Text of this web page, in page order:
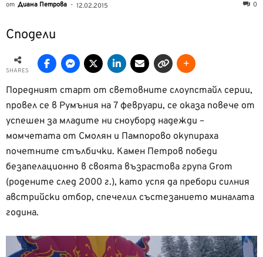
от Диана Петрова - 12.02.2015 0
Сподели
SHARES
Поредният старт от световните слоупстайл серии,
провел се в Румъния на 7 февруари, се оказа повече от
успешен за младите ни сноуборд надежди –
момчетата от Смолян и Пампорово окупираха
почетните стълбички. Камен Петров победи
безапелационно в своята възрастова група Grom
(родените след 2000 г.), като успя да пребори силния
австрийски отбор, спечелил състезанието миналата
година.